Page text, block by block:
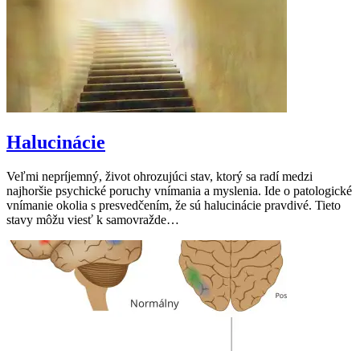
Halucinácie
Veľmi nepríjemný, život ohrozujúci stav, ktorý sa radí medzi
najhoršie psychické poruchy vnímania a myslenia. Ide o patologické
vnímanie okolia s presvedčením, že sú halucinácie pravdivé. Tieto
stavy môžu viesť k samovražde…